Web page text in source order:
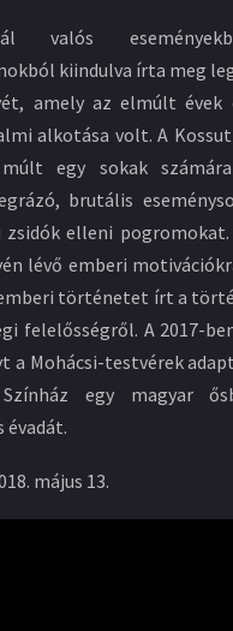
valós
kiindulva írta meg
amely az elmúlt évek
alkotása volt. A
egy sokak
brutális
zsidók elleni
lévő emberi
történetet írt a
felelősségről. A 2017-
a Mohácsi-testvérek
egy magyar
évadát.
május 13.